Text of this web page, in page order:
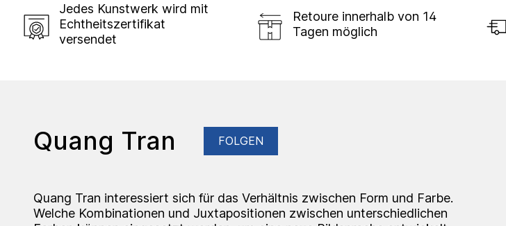
Jedes Kunstwerk wird mit
Echtheitszertifikat
versendet
Retoure innerhalb von 14
Tagen möglich
Quang Tran FOLGEN
Quang Tran interessiert sich für das Verhältnis zwischen Form und Farbe.
Welche Kombinationen und Juxtapositionen zwischen unterschiedlichen